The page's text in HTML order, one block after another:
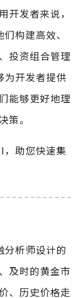
发者来说，
构建高效、
投资组合管理
为开发者提供
能够更好地理
策。
，助您快速集
分析师设计的
及时的黄金市
、历史价格走